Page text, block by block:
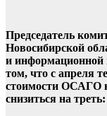
Председатель
Новосибирской
и информационной
том, что с апреля
стоимости ОСАГО
снизиться на